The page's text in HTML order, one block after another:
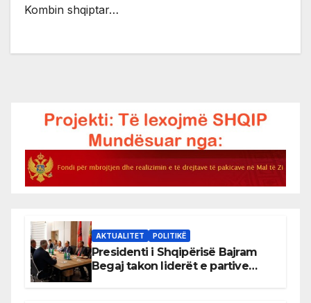
Kombin shqiptar…
AKTUALITET POLITIKË
Presidenti i Shqipërisë Bajram
Begaj takon liderët e partive